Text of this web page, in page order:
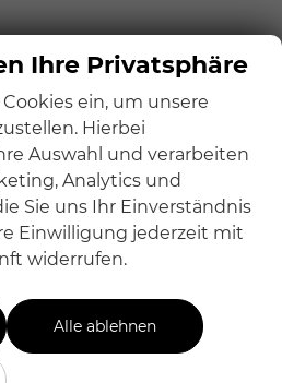
und Assistance-System)
Bluetooth
City-Notbremsfunktion
Ihre Privatsphäre
ein, um unsere
Hierbei
Auswahl und verarbeiten
Analytics und
Sie uns Ihr Einverständnis
Einwilligung jederzeit mit
widerrufen.
Alle ablehnen